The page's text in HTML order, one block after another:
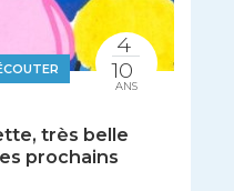
très belle
prochains
4
10
ANS